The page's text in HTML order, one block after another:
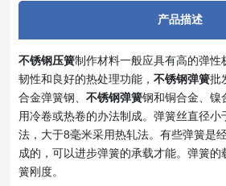
产品描述
不锈钢压簧制作材料一般应具有高的弹性
韧性和良好的热处理功能，不锈钢弹簧批
合金弹簧钢、不锈钢弹簧钢和铜合金、镍
用冷卷或热卷的办法制成。弹簧丝直径
法，大于8毫米采用热轧法。有些弹簧是
成的，可以进步弹簧的承载才能。弹簧
簧刚度。